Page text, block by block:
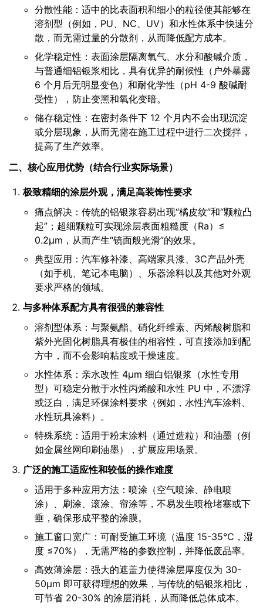
分散性能：适中的比表面积和细小的粒径使其能够在
溶剂型（例如，PU、NC、UV）和水性体系中快速分
散，而无需过量的分散剂，从而降低配方成本。
化学稳定性：表面涂层隔离氧气、水分和酸碱介质，
与普通细铝银浆相比，具有优异的耐候性（户外暴露
6 个月后无明显变色）和耐化学性（pH 4-9 酸碱耐
受性），防止变黑和氧化变暗。
储存稳定性：在密封条件下 12 个月内不会出现沉淀
或分层现象，从而无需在施工过程中进行二次搅拌，
提高了生产效率。
二、核心应用优势（结合行业实际场景）
极致精细的涂层外观，满足高装饰性要求
痛点解决：传统的铝银浆容易出现“橘皮纹”和“颗粒凸
起”；超细颗粒可实现涂层表面粗糙度（Ra）≤
0.2μm，从而产生“镜面般光滑”的效果。
典型应用：汽车修补漆、高端家具漆、3C产品外壳
（如手机、笔记本电脑）、乐器涂料以及其他对外观
要求严格的领域。
与多种体系配方具有很强的兼容性
溶剂型体系：与聚氨酯、硝化纤维素、丙烯酸树脂和
紫外光固化树脂具有极佳的相容性，可直接添加到配
方中，而不会影响粘度或干燥速度。
水性体系：亲水改性 4μm 细白铝银浆（水性专用
型）可稳定分散于水性丙烯酸和水性 PU 中，不漂浮
或泛白，满足环保涂料要求（例如，水性汽车涂料、
水性玩具涂料）。
特殊系统：适用于粉末涂料（通过造粒）和油墨（例
如金属丝网印刷油墨），扩展应用场景。
广泛的施工适应性和较低的操作难度
适用于多种应用方法：喷涂（空气喷涂、静电喷
涂）、刷涂、滚涂、帘涂等，不易发生喷枪堵塞或下
垂，确保形成平整的涂膜。
施工窗口宽广：可耐受施工环境（温度 15-35℃，湿
度 ≤70%），无需严格的参数控制，并降低废品率。
高效薄涂层：强大的遮盖力使得涂层厚度仅为 30-
50μm 即可获得理想的效果，与传统的铝银浆相比，
可节省 20-30% 的涂层消耗，从而降低总体成本。